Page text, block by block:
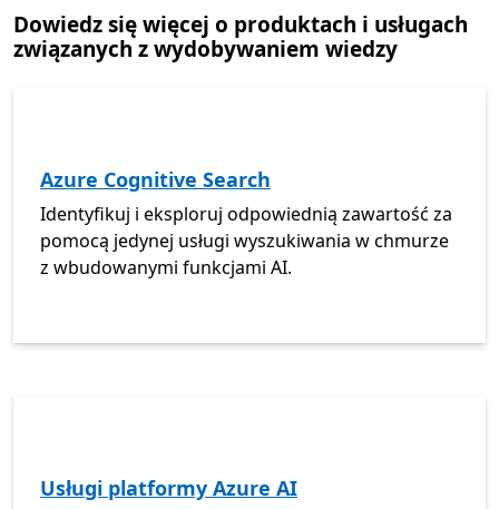
Dowiedz się więcej o produktach i usługach
związanych z wydobywaniem wiedzy
Azure Cognitive Search
Identyfikuj i eksploruj odpowiednią zawartość za
pomocą jedynej usługi wyszukiwania w chmurze
z wbudowanymi funkcjami AI.
Usługi platformy Azure AI